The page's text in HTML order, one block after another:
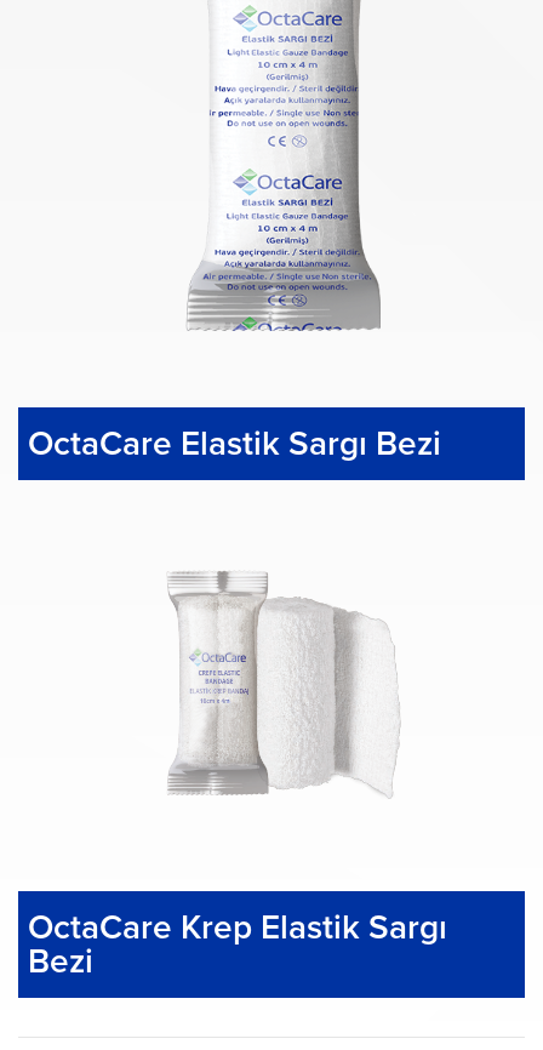
OctaCare Elastik Sargı Bezi
OctaCare Krep Elastik Sargı
Bezi